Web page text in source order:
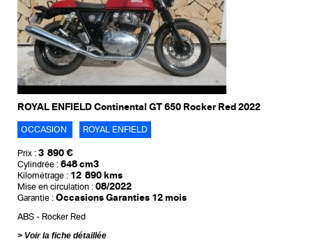
ROYAL ENFIELD Continental GT 650 Rocker Red 2022
OCCASION ROYAL ENFIELD
Prix : 3 890 €
Cylindrée : 648 cm3
Kilométrage : 12 890 kms
Mise en circulation : 08/2022
Garantie : Occasions Garanties 12 mois
ABS
Rocker Red
Voir la fiche détaillée